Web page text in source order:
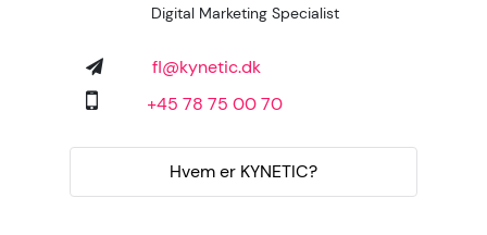
Digital Marketing Specialist
fl@kynetic.dk
+45 78 75 00 70
Hvem er KYNETIC?